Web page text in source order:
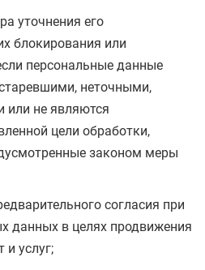
уточнения его
блокирования или
персональные данные
неточными,
или не являются
цели обработки,
законом меры
согласия при
данных в целях продвижения
и услуг;